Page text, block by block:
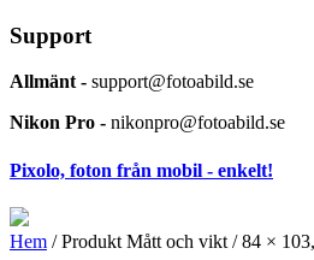
Support
Allmänt - support@fotoabild.se
Nikon Pro - nikonpro@fotoabild.se
Pixolo, foton från mobil - enkelt!
Hem / Produkt Mått och vikt / 84 ×